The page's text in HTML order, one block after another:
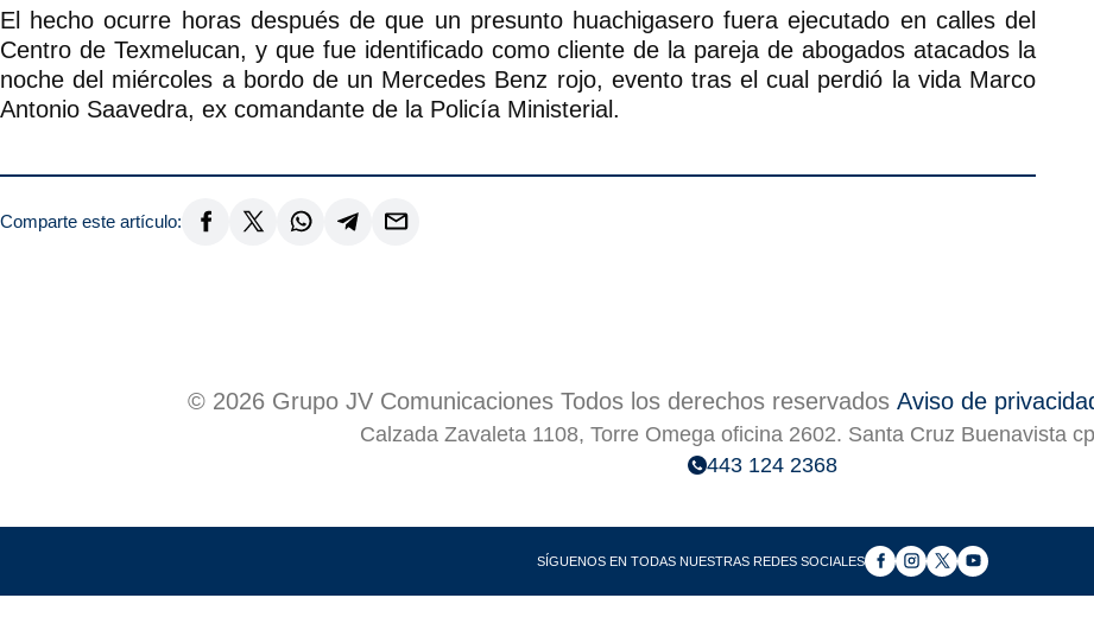
El hecho ocurre horas después de que un presunto huachigasero fuera ejecutado en calles del
Centro de Texmelucan, y que fue identificado como cliente de la pareja de abogados atacados la
noche del miércoles a bordo de un Mercedes Benz rojo, evento tras el cual perdió la vida Marco
Antonio Saavedra, ex comandante de la Policía Ministerial.
Comparte este artículo:
© 2026 Grupo JV Comunicaciones Todos los derechos reservados Aviso de
Calzada Zavaleta 1108, Torre Omega oficina 2602. Santa Cruz Buenavista
443 124 2368
SÍGUENOS EN TODAS NUESTRAS REDES SOCIALES